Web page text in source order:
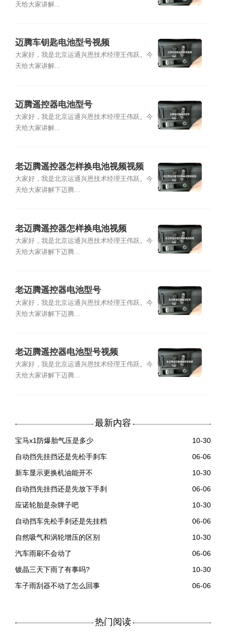
天给大家讲解...
迈腾车钥匙电池型号视频
大家好，我是北京运通兴恩技术经理王伟跃。今
天给大家讲解...
迈腾遥控器电池型号
大家好，我是北京运通兴恩技术经理王伟跃。今
天给大家讲解...
老迈腾遥控器怎样换电池视频视频
大家好，我是北京运通兴恩技术经理王伟跃。今
天给大家讲解下迈腾...
老迈腾遥控器怎样换电池视频
大家好，我是北京运通兴恩技术经理王伟跃。今
天给大家讲解下迈腾...
老迈腾遥控器电池型号
大家好，我是北京运通兴恩技术经理王伟跃。今
天给大家讲解下迈腾...
老迈腾遥控器电池型号视频
大家好，我是北京运通兴恩技术经理王伟跃。今
天给大家讲解下迈腾...
最新内容
宝马x1防爆胎气压是多少
10-30
自动挡先挂挡还是先松手刹车
06-06
新车显示更换机油能开不
10-30
自动挡先挂挡还是先放下手刹
06-06
应诺轮胎是杂牌子吧
10-30
自动挡车先松手刹还是先挂档
06-06
自然吸气和涡轮增压的区别
10-30
汽车雨刷不会动了
06-06
镀晶三天下雨了有事吗?
10-30
车子雨刮器不动了怎么回事
06-06
热门阅读